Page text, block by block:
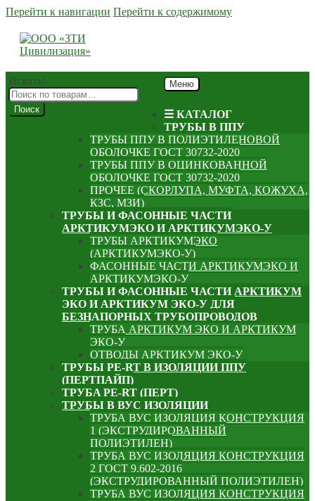
Перейти к навигации Перейти к содержимому
Искать:
Поиск
Меню
☰ КАТАЛОГ
ТРУБЫ В ППУ
ТРУБЫ ППУ В ПОЛИЭТИЛЕНОВОЙ
ОБОЛОЧКЕ ГОСТ 30732-2020
ТРУБЫ ППУ В ОЦИНКОВАННОЙ
ОБОЛОЧКЕ ГОСТ 30732-2020
ПРОЧЕЕ (СКОРЛУПА, МУФТА, КОЖУХА,
КЗС, МЗИ)
ТРУБЫ И ФАСОННЫЕ ЧАСТИ
АРКТИКУМЭКО И АРКТИКУМЭКО-У
ТРУБЫ АРКТИКУМЭКО
(АРКТИКУМЭКО-У)
ФАСОННЫЕ ЧАСТИ АРКТИКУМЭКО И
АРКТИКУМЭКО-У
ТРУБЫ И ФАСОННЫЕ ЧАСТИ АРКТИКУМ
ЭКО И АРКТИКУМ ЭКО-У ДЛЯ
БЕЗНАПОРНЫХ ТРУБОПРОВОДОВ
ТРУБА АРКТИКУМ ЭКО И АРКТИКУМ
ЭКО-У
ОТВОДЫ АРКТИКУМ ЭКО-У
ТРУБЫ PE-RT В ИЗОЛЯЦИИ ППУ
(ПЕРТПАЙП)
⁠ТРУБA PE-RT (ПЕРТ)
ТРУБЫ В ВУС ИЗОЛЯЦИИ
ТРУБА ВУС ИЗОЛЯЦИЯ КОНСТРУКЦИЯ
1 (ЭКСТРУДИРОВАННЫЙ
ПОЛИЭТИЛЕН)
ТРУБА ВУС ИЗОЛЯЦИЯ КОНСТРУКЦИЯ
2 ГОСТ 9.602-2016
(ЭКСТРУДИРОВАННЫЙ ПОЛИЭТИЛЕН)
ТРУБА ВУС ИЗОЛЯЦИЯ КОНСТРУКЦИЯ